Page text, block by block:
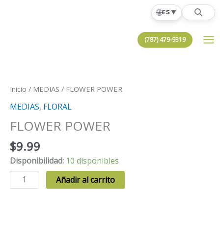
🌐ES▼
(787) 479-9319
Inicio / MEDIAS / FLOWER POWER
MEDIAS, FLORAL
FLOWER POWER
$9.99
Disponibilidad: 10 disponibles
FLOWER
POWER
Añadir al carrito